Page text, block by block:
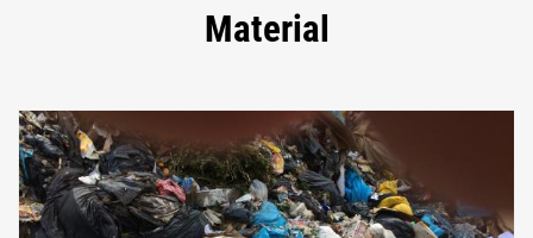
Material